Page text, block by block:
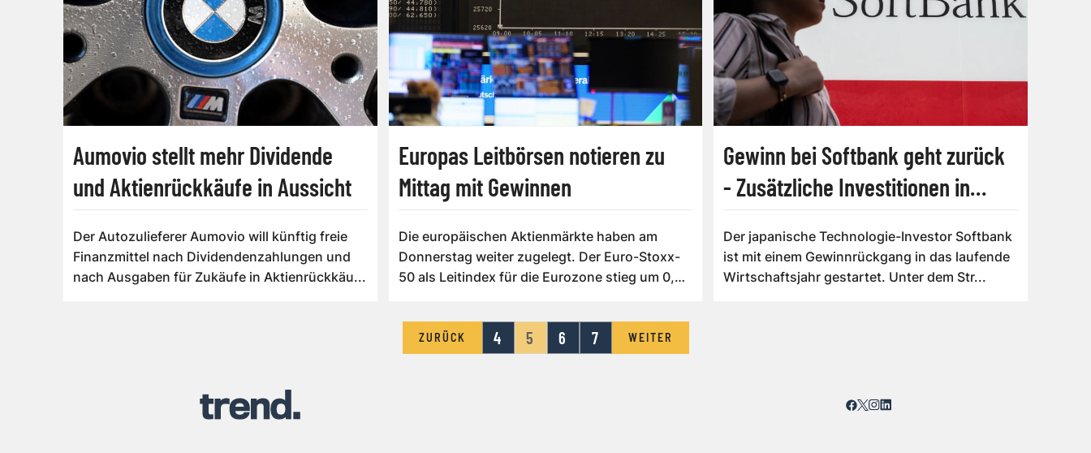
Aumovio stellt mehr Dividende
und Aktienrückkäufe in Aussicht
Der Autozulieferer Aumovio will künftig freie
Finanzmittel nach Dividendenzahlungen und
nach Ausgaben für Zukäufe in Aktienrückkäu...
Europas Leitbörsen notieren zu
Mittag mit Gewinnen
Die europäischen Aktienmärkte haben am
Donnerstag weiter zugelegt. Der Euro-Stoxx-
50 als Leitindex für die Eurozone stieg um 0,59
Gewinn bei Softbank geht zurück
- Zusätzliche Investitionen in
Der japanische Technologie-Investor Softbank
ist mit einem Gewinnrückgang in das laufende
Wirtschaftsjahr gestartet. Unter dem Str...
ZURÜCK 4 5 6 7 WEITER